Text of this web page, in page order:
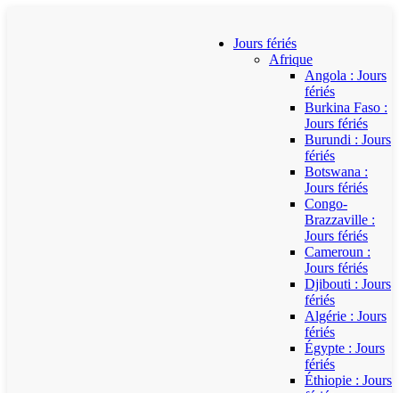
Jours fériés
Afrique
Angola : Jours
fériés
Burkina Faso :
Jours fériés
Burundi : Jours
fériés
Botswana :
Jours fériés
Congo-
Brazzaville :
Jours fériés
Cameroun :
Jours fériés
Djibouti : Jours
fériés
Algérie : Jours
fériés
Égypte : Jours
fériés
Éthiopie : Jours